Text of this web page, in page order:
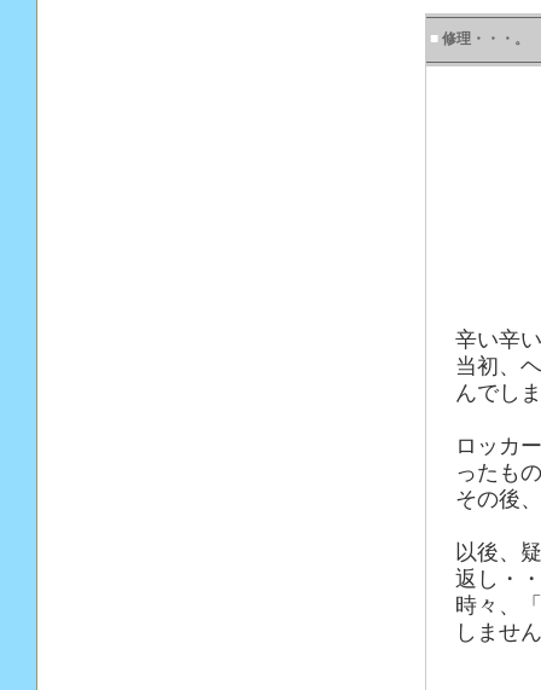
■ 修理・・・。
辛い辛
当初、
んでし
ロッカ
ったも
その後
以後、
返し・
時々、
しませ